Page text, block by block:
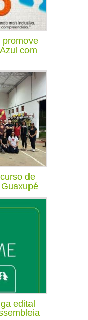
promove
com
de
edital